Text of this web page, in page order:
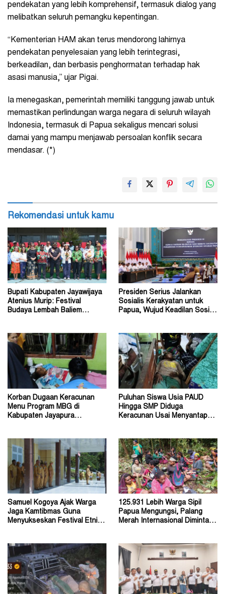
pendekatan yang lebih komprehensif, termasuk dialog yang
melibatkan seluruh pemangku kepentingan.
“Kementerian HAM akan terus mendorong lahirnya
pendekatan penyelesaian yang lebih terintegrasi,
berkeadilan, dan berbasis penghormatan terhadap hak
asasi manusia,” ujar Pigai.
Ia menegaskan, pemerintah memiliki tanggung jawab untuk
memastikan perlindungan warga negara di seluruh wilayah
Indonesia, termasuk di Papua sekaligus mencari solusi
damai yang mampu menjawab persoalan konflik secara
mendasar. (*)
Rekomendasi untuk kamu
Bupati Kabupaten Jayawijaya
Atenius Murip: Festival
Budaya Lembah Baliem
Presiden Serius Jalankan
Sosialis Kerakyatan untuk
Papua, Wujud Keadilan Sosial
Korban Dugaan Keracunan
Menu Program MBG di
Kabupaten Jayapura
Puluhan Siswa Usia PAUD
Hingga SMP Diduga
Keracunan Usai Menyantap
Samuel Kogoya Ajak Warga
Jaga Kamtibmas Guna
Menyukseskan Festival Etnik
125.931 Lebih Warga Sipil
Papua Mengungsi, Palang
Merah Internasional Diminta